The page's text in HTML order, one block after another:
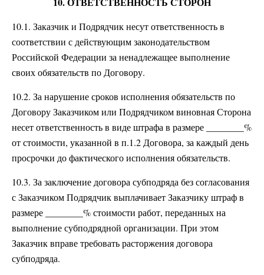
10.1. Заказчик и Подрядчик несут ответственность в
соответствии с действующим законодательством
Российской Федерации за ненадлежащее выполнение
своих обязательств по Договору.
10.2. За нарушение сроков исполнения обязательств по
Договору Заказчиком или Подрядчиком виновная Сторона
несет ответственность в виде штрафа в размере ________%
от стоимости, указанной в п.1.2 Договора, за каждый день
просрочки до фактического исполнения обязательств.
10.3. За заключение договора субподряда без согласования
с Заказчиком Подрядчик выплачивает Заказчику штраф в
размере ________% стоимости работ, переданных на
выполнение субподрядной организации. При этом
Заказчик вправе требовать расторжения договора
субподряда.